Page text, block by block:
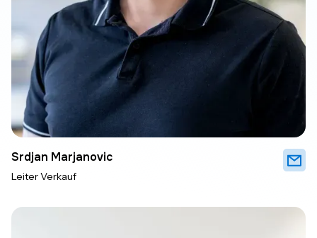
Srdjan Marjanovic
Leiter Verkauf